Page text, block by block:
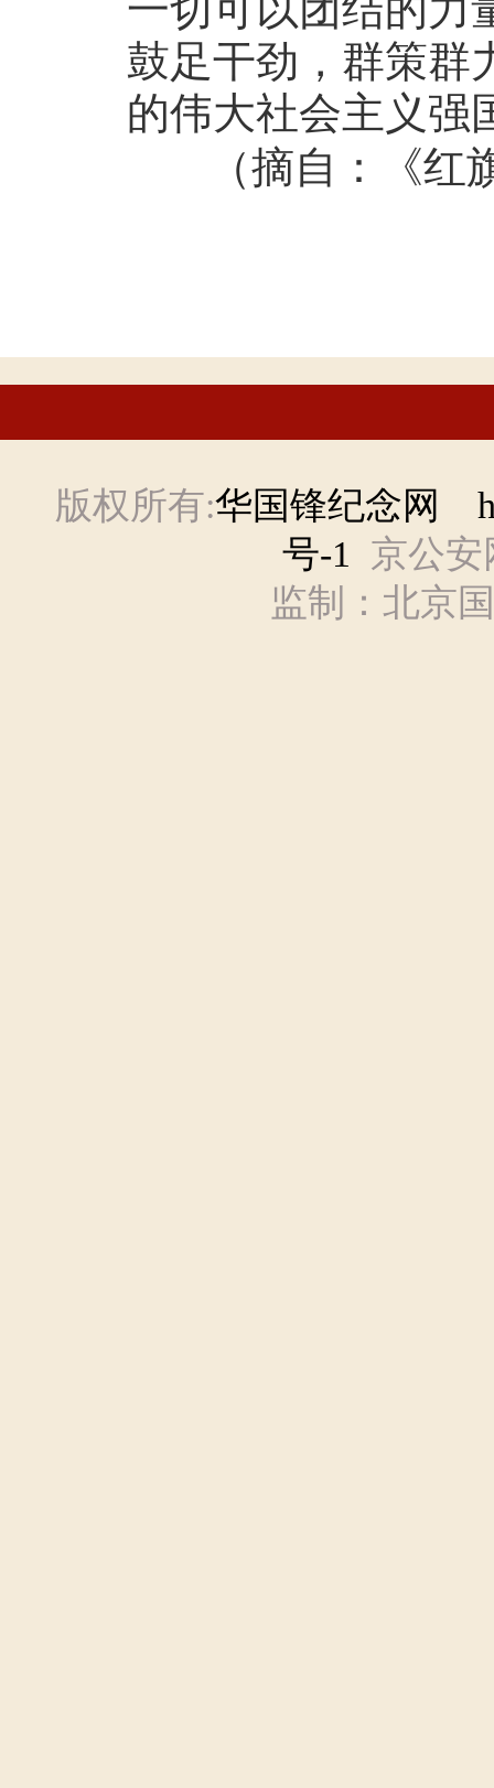
鼓足干劲，群策群
的伟大社会主义强
（摘自：《红
版权所有:华国锋纪念网
号-1
京公安
监制：北京